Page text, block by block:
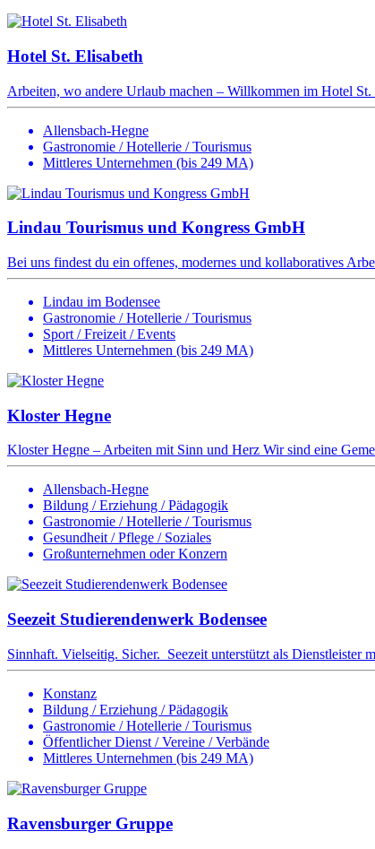
Hotel St. Elisabeth
Arbeiten, wo andere Urlaub machen – Willkommen im Hotel
Allensbach-Hegne
Gastronomie / Hotellerie / Tourismus
Mittleres Unternehmen (bis 249 MA)
Lindau Tourismus und Kongress GmbH
Bei uns findest du ein offenes, modernes und kollaboratives
Lindau im Bodensee
Gastronomie / Hotellerie / Tourismus
Sport / Freizeit / Events
Mittleres Unternehmen (bis 249 MA)
Kloster Hegne
Kloster Hegne – Arbeiten mit Sinn und Herz Wir sind eine
Allensbach-Hegne
Bildung / Erziehung / Pädagogik
Gastronomie / Hotellerie / Tourismus
Gesundheit / Pflege / Soziales
Großunternehmen oder Konzern
Seezeit Studierendenwerk Bodensee
Sinnhaft. Vielseitig. Sicher. Seezeit unterstützt als Dienstleister
Konstanz
Bildung / Erziehung / Pädagogik
Gastronomie / Hotellerie / Tourismus
Öffentlicher Dienst / Vereine / Verbände
Mittleres Unternehmen (bis 249 MA)
Ravensburger Gruppe